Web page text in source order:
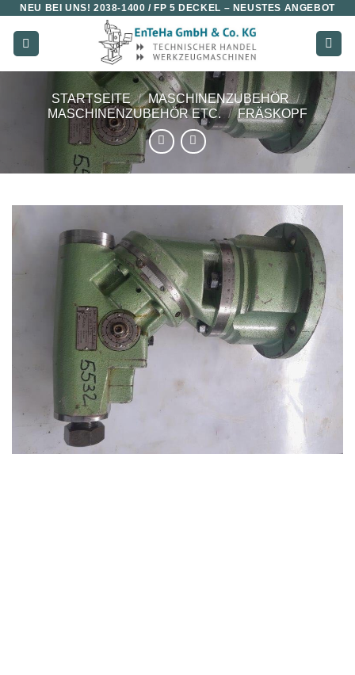
Zum
Inhalt
springen
NEU BEI UNS!2038-1400 / FP 5 DECKEL – NEUSTES ANGEBOT
STARTSEITE / MASCHINENZUBEHÖR /
MASCHINENZUBEHÖR ETC. / FRÄSKOPF